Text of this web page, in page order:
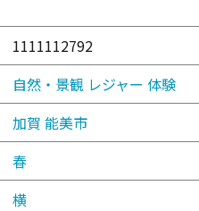
1111112792
自然・景観 レジャー 体験
加賀 能美市
春
横